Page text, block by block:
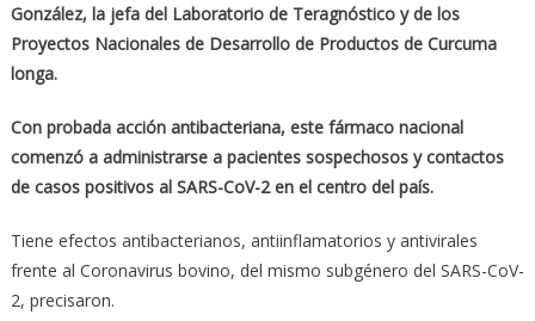
González, la jefa del Laboratorio de Teragnóstico y de los
Proyectos Nacionales de Desarrollo de Productos de Curcuma
longa.
Con probada acción antibacteriana, este fármaco nacional
comenzó a administrarse a pacientes sospechosos y contactos
de casos positivos al SARS-CoV-2 en el centro del país.
Tiene efectos antibacterianos, antiinflamatorios y antivirales
frente al Coronavirus bovino, del mismo subgénero del SARS-CoV-
2, precisaron.